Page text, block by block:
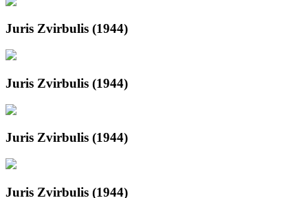
Juris Zvirbulis (1944)
Juris Zvirbulis (1944)
Juris Zvirbulis (1944)
Juris Zvirbulis (1944)